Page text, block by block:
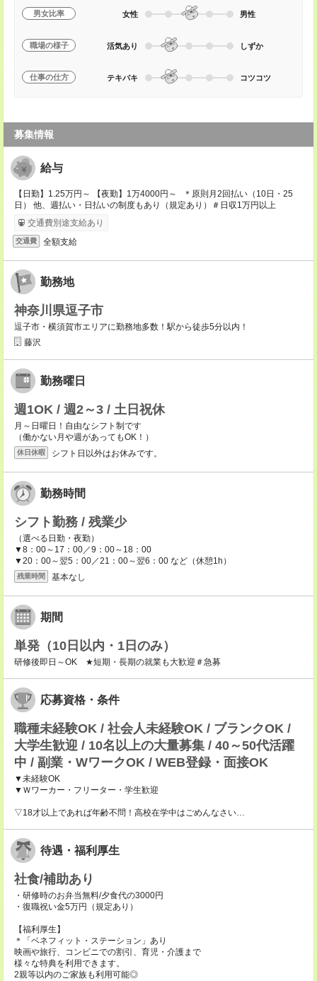
男女比率 女性 男性
職場の様子 活気あり しずか
仕事の仕方 テキパキ コツコツ
募集情報
給与
【日勤】1.25万円～ 【夜勤】1万4000円～ ＊原則月2回払い（10日・25
日） 他、週払い・日払いの制度もあり（規定あり）＃日収1万円以上
交通費別途支給あり
交通費 全額支給
勤務地
神奈川県逗子市
逗子市・横須賀市エリアに勤務地多数！駅から徒歩5分以内！
藤沢
勤務曜日
週1OK / 週2～3 / 土日祝休
月～日曜日！自由なシフト制です
（働かない月や週があってもOK！）
休日休暇 シフト日以外はお休みです。
勤務時間
シフト勤務 / 残業少
（選べる日勤・夜勤）
▼8：00～17：00／9：00～18：00
▼20：00～翌5：00／21：00～翌6：00 など（休憩1h）
残業時間 基本なし
期間
単発（10日以内・1日のみ）
研修後即日～OK ★短期・長期の就業も大歓迎＃急募
応募資格・条件
職種未経験OK / 社会人未経験OK / ブランクOK /
大学生歓迎 / 10名以上の大量募集 / 40～50代活躍
中 / 副業・WワークOK / WEB登録・面接OK
▼未経験OK
▼Ｗワーカー・フリーター・学生歓迎
▽18才以上であれば年齢不問！高校在学中はごめんなさい…
待遇・福利厚生
社食/補助あり
・研修時のお弁当無料/夕食代の3000円
・復職祝い金5万円（規定あり）
【福利厚生】
＊「ベネフィット・ステーション」あり
映画や旅行、コンビニでの割引、育児・介護まで
様々な特典を利用できます。
2親等以内のご家族も利用可能◎